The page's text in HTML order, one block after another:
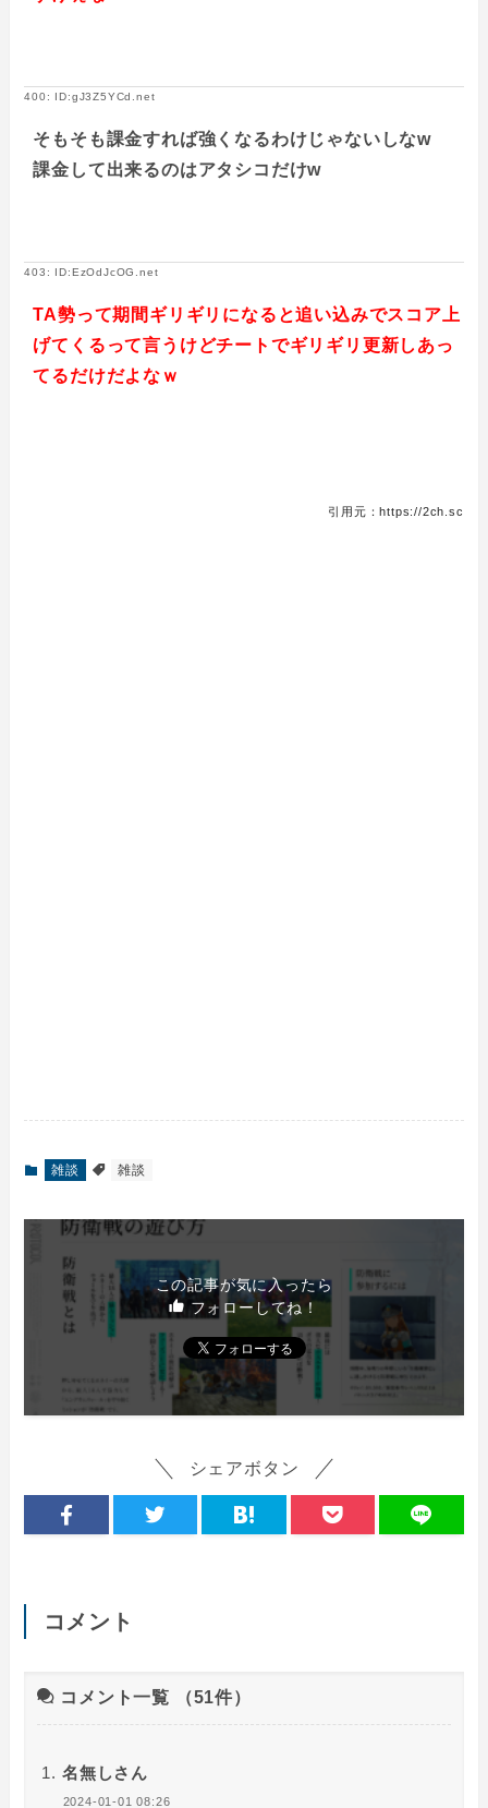
400: ID:gJ3Z5YCd.net
そもそも課金すれば強くなるわけじゃないしなw
課金して出来るのはアタシコだけw
403: ID:EzOdJcOG.net
TA勢って期間ギリギリになると追い込みでスコア上
げてくるって言うけどチートでギリギリ更新しあっ
てるだけだよなｗ
引用元：https://2ch.sc
雑談 雑談
この記事が気に入ったら
フォローしてね！
シェアボタン
コメント
コメント一覧 （51件）
名無しさん
2024-01-01 08:26